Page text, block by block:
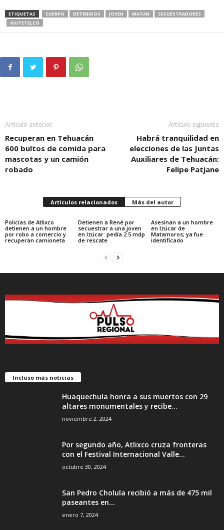
ETIQUETAS CUERPO DETENIDOS JOVEN MATAN
SECUESTRADORES
XIUTETELCO
Artículo anterior
Recuperan en Tehuacán
600 bultos de comida para
mascotas y un camión
robado
Artículo siguiente
Habrá tranquilidad en
elecciones de las Juntas
Auxiliares de Tehuacán:
Felipe Patjane
Artículos relacionados Más del autor
Policías de Atlixco
detienen a un hombre
por robo a comercio y
recuperan camioneta
Detienen a René por
secuestrar a una joven
en Izúcar: pedía 2.5 mdp
de rescate
Asesinan a un hombre
en Izúcar de
Matamoros; ya fue
identificado
Incluso más noticias
Huaquechula honra a sus muertos con 29
altares monumentales y recibe...
noviembre 2, 2024
Por segundo año, Atlixco cruza fronteras
con el Festival Internacional Valle...
octubre 30, 2024
San Pedro Cholula recibió a más de 475 mil
paseantes en...
enero 7, 2024